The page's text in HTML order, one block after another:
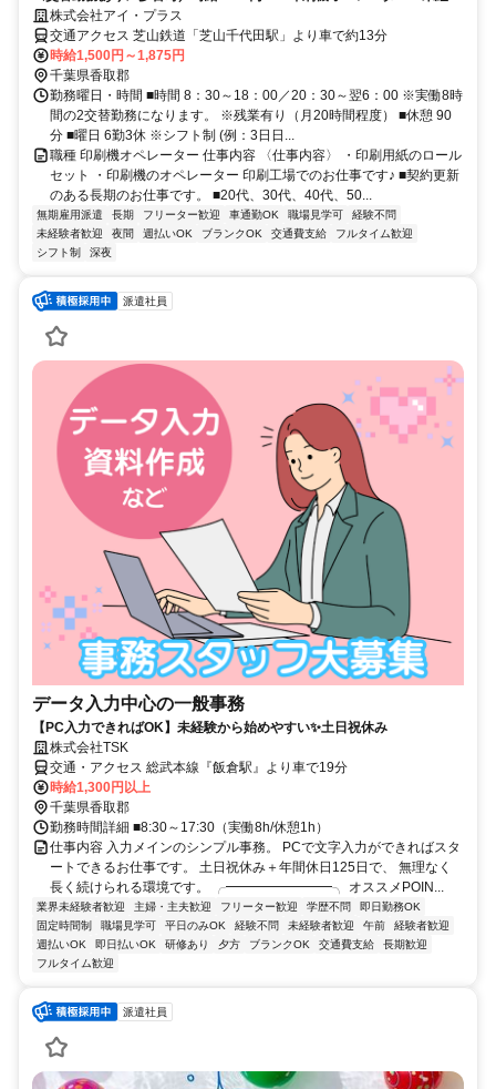
OK ～50歳位迄の男性活躍中
株式会社アイ・プラス
交通アクセス 芝山鉄道「芝山千代田駅」より車で約13分
時給1,500円～1,875円
千葉県香取郡
勤務曜日・時間 ■時間 8：30～18：00／20：30～翌6：00 ※実働8時
間の2交替勤務になります。 ※残業有り（月20時間程度） ■休憩 90
分 ■曜日 6勤3休 ※シフト制 (例：3日日...
職種 印刷機オペレーター 仕事内容 〈仕事内容〉 ・印刷用紙のロール
セット ・印刷機のオペレーター 印刷工場でのお仕事です♪ ■契約更新
のある長期のお仕事です。 ■20代、30代、40代、50...
無期雇用派遣 長期 フリーター歓迎 車通勤OK 職場見学可
経験不問
未経験者歓迎
夜間 週払いOK ブランクOK 交通費支給
フルタイム歓迎
シフト制
深夜
派遣社員
データ入力中心の一般事務
【PC入力できればOK】未経験から始めやすい✨土日祝休み
株式会社TSK
交通・アクセス 総武本線『飯倉駅』より車で19分
時給1,300円以上
千葉県香取郡
勤務時間詳細 ■8:30～17:30（実働8h/休憩1h）
仕事内容 入力メインのシンプル事務。 PCで文字入力ができればスタ
ートできるお仕事です。 土日祝休み＋年間休日125日で、 無理なく
長く続けられる環境です。 ╭━━━━━━━━╮ オススメPOIN...
業界未経験者歓迎 主婦・主夫歓迎 フリーター歓迎 学歴不問
即日勤務OK
固定時間制
職場見学可 平日のみOK 経験不問 未経験者歓迎 午前
経験者歓迎
週払いOK
即日払いOK 研修あり 夕方 ブランクOK 交通費支給
長期歓迎
フルタイム歓迎
派遣社員